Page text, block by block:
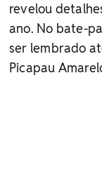
revelou
ano. No bate-
ser lembrado
Picapau